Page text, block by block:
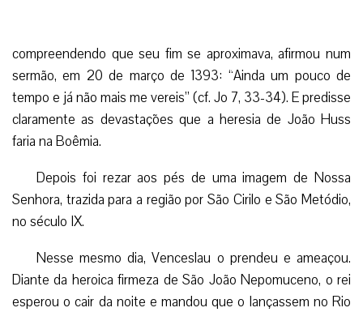
compreendendo que seu fim se aproximava, afirmou num
sermão, em 20 de março de 1393: “Ainda um pouco de
tempo e já não mais me vereis” (cf. Jo 7, 33-34). E predisse
claramente as devastações que a heresia de João Huss
faria na Boêmia.
Depois foi rezar aos pés de uma imagem de Nossa
Senhora, trazida para a região por São Cirilo e São Metódio,
no século IX.
Nesse mesmo dia, Venceslau o prendeu e ameaçou.
Diante da heroica firmeza de São João Nepomuceno, o rei
esperou o cair da noite e mandou que o lançassem no Rio